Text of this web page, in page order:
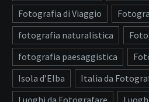
Fotografia di Viaggio
fotografia naturalistica
fotografia paesaggistica
Isola d’Elba
Italia da